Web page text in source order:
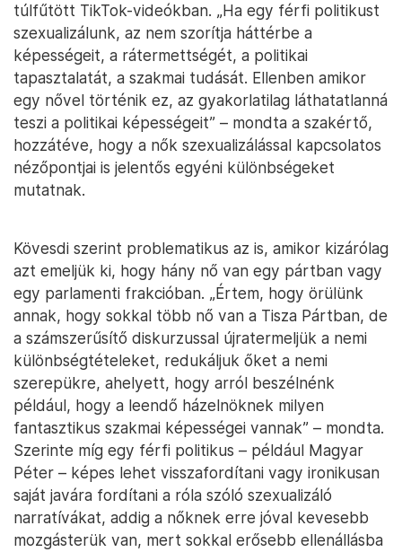
túlfűtött TikTok-videókban. „Ha egy férfi politikust
szexualizálunk, az nem szorítja háttérbe a
képességeit, a rátermettségét, a politikai
tapasztalatát, a szakmai tudását. Ellenben amikor
egy nővel történik ez, az gyakorlatilag láthatatlanná
teszi a politikai képességeit” – mondta a szakértő,
hozzátéve, hogy a nők szexualizálással kapcsolatos
nézőpontjai is jelentős egyéni különbségeket
mutatnak.
Kövesdi szerint problematikus az is, amikor kizárólag
azt emeljük ki, hogy hány nő van egy pártban vagy
egy parlamenti frakcióban. „Értem, hogy örülünk
annak, hogy sokkal több nő van a Tisza Pártban, de
a számszerűsítő diskurzussal újratermeljük a nemi
különbségtételeket, redukáljuk őket a nemi
szerepükre, ahelyett, hogy arról beszélnénk
például, hogy a leendő házelnöknek milyen
fantasztikus szakmai képességei vannak” – mondta.
Szerinte míg egy férfi politikus – például Magyar
Péter – képes lehet visszafordítani vagy ironikusan
saját javára fordítani a róla szóló szexualizáló
narratívákat, addig a nőknek erre jóval kevesebb
mozgásterük van, mert sokkal erősebb ellenállásba